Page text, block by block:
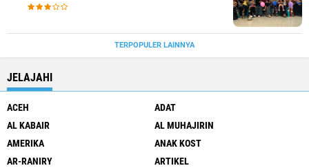
TERPOPULER LAINNYA
JELAJAHI
ACEH
ADAT
AL KABAIR
AL MUHAJIRIN
AMERIKA
ANAK KOST
AR-RANIRY
ARTIKEL